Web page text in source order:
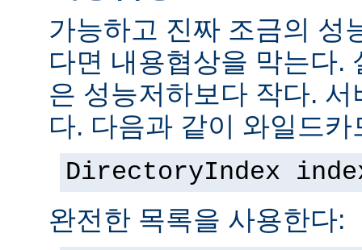
가능하고 진짜 조금의 성
다면 내용협상을 막는다.
은 성능저하보다 작다.
다. 다음과 같이 와일드
DirectoryIndex
완전한 목록을 사용한다: